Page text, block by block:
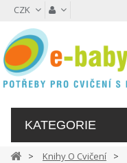
CZK
KATEGORIE
Knihy O Cvičení